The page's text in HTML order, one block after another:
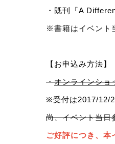
・既刊『A
※書籍はイベント
【お申込み方法】
・オンラインショ
※受付は2017/12/
尚、イベント当日
ご好評につき、本